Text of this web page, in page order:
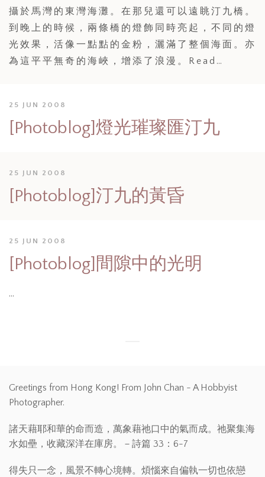
攝於馬灣的東灣海灘。在那兒還可以遠眺汀九橋。
到晚上的時候，兩條橋的燈飾同時亮起，不同的燈
光效果，活像一點點的金粉，灑滿了整個海面。亦
為這平平無奇的海峽，增添了浪漫。Read…
25 JUN 2008
[Photoblog]燈光璀璨匯汀九
25 JUN 2008
[Photoblog]汀九的黃昏
25 JUN 2008
[Photoblog]間隙中的光明
…
Greetings from Hong Kong! From John Chan - A Hobbyist
Photographer.
諸天藉耶和華的命而造，萬象藉祂口中的氣而成。祂聚集海
水如壘，收藏深洋在庫房。－詩篇 33：6-7
得失只一念，風景不轉心境轉。煩惱來自偏執一切也依戀